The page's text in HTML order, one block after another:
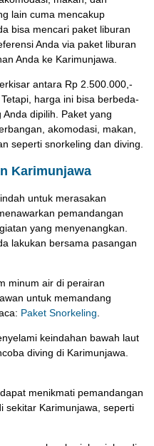
lain cuma mencakup
bisa mencari paket liburan
Anda via paket liburan
Anda ke Karimunjawa.
antara Rp 2.500.000,-
harga ini bisa berbeda-
dipilih. Paket yang
akomodasi, makan,
seperti snorkeling dan diving.
Karimunjawa
untuk merasakan
pemandangan
yang menyenangkan.
lakukan bersama pasangan
minum air di perairan
untuk memandang
Paket Snorkeling.
keindahan bawah laut
diving di Karimunjawa.
menikmati pemandangan
sekitar Karimunjawa, seperti